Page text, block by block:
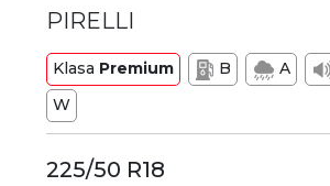
PIRELLI
Klasa Premium B A
W
225/50 R18